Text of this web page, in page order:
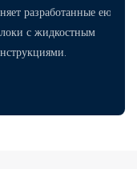
разработанные ею
с жидкостным